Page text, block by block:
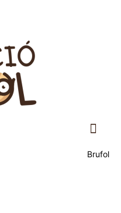
Brufol